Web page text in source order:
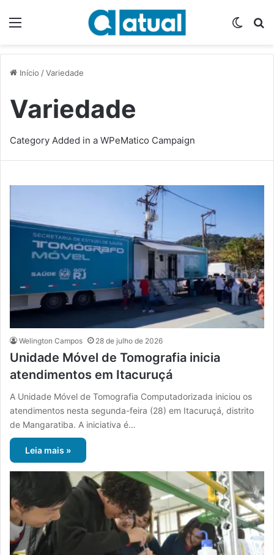
Início /Variedade
Variedade
Category Added in a WPeMatico Campaign
Welington Campos 28 de julho de 2026
Unidade Móvel de Tomografia inicia
atendimentos em Itacuruçá
A Unidade Móvel de Tomografia Computadorizada iniciou os
atendimentos nesta segunda-feira (28) em Itacuruçá, distrito
de Mangaratiba. A iniciativa é…
Leia mais »